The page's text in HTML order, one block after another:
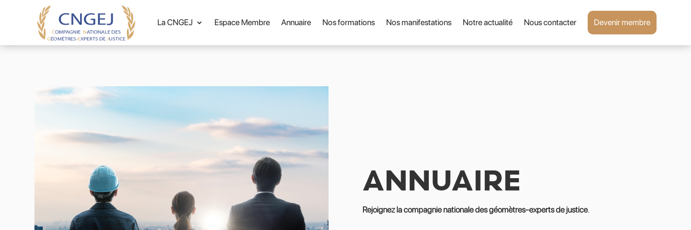
La CNGEJ Espace Membre Annuaire Nos formations Nos manifestations Notre actualité Nous contacter Devenir membre
ANNUAIRE
Rejoignez la compagnie nationale des géomètres-experts de justice.